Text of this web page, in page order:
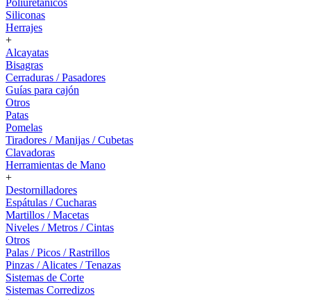
Poliuretanicos
Siliconas
Herrajes
+
Alcayatas
Bisagras
Cerraduras / Pasadores
Guías para cajón
Otros
Patas
Pomelas
Tiradores / Manijas / Cubetas
Clavadoras
Herramientas de Mano
+
Destornilladores
Espátulas / Cucharas
Martillos / Macetas
Niveles / Metros / Cintas
Otros
Palas / Picos / Rastrillos
Pinzas / Alicates / Tenazas
Sistemas de Corte
Sistemas Corredizos